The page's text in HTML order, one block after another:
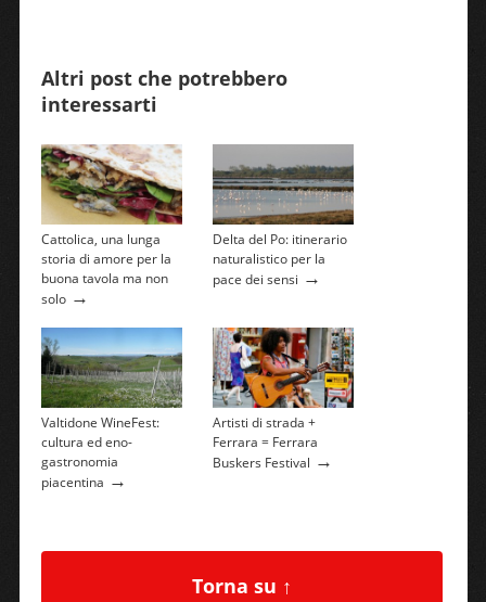
Altri post che potrebbero
interessarti
Cattolica, una lunga
storia di amore per la
buona tavola ma non
solo→
Delta del Po: itinerario
naturalistico per la
pace dei sensi →
Valtidone WineFest:
cultura ed eno-
gastronomia
piacentina →
Artisti di strada +
Ferrara = Ferrara
Buskers Festival →
Torna su ↑